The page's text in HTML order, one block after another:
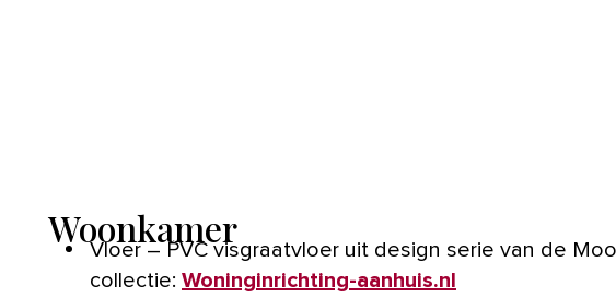
Woonkamer
Vloer – PVC visgraatvloer uit design serie van de
collectie: Woninginrichting-aanhuis.nl